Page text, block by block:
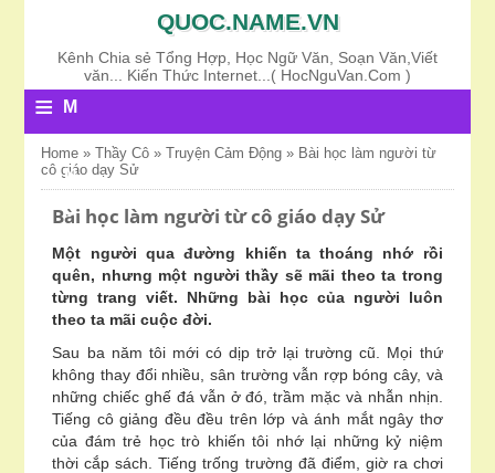
QUOC.NAME.VN
Kênh Chia sẻ Tổng Hợp, Học Ngữ Văn, Soạn Văn,Viết
văn... Kiến Thức Internet...( HocNguVan.Com )
≡
M
N
U
Home »Thầy Cô »Truyện Cảm Động » Bài học làm người từ
cô giáo dạy Sử
Bài học làm người từ cô giáo dạy Sử
Một người qua đường khiến ta thoáng nhớ rồi
quên, nhưng một người thầy sẽ mãi theo ta trong
từng trang viết. Những bài học của người luôn
theo ta mãi cuộc đời.
Sau ba năm tôi mới có dịp trở lại trường cũ. Mọi thứ
không thay đổi nhiều, sân trường vẫn rợp bóng cây, và
những chiếc ghế đá vẫn ở đó, trầm mặc và nhẫn nhịn.
Tiếng cô giảng đều đều trên lớp và ánh mắt ngây thơ
của đám trẻ học trò khiến tôi nhớ lại những kỷ niệm
thời cắp sách. Tiếng trống trường đã điểm, giờ ra chơi